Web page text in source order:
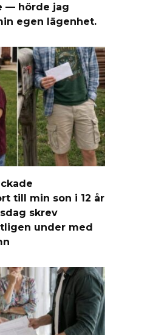
— hörde jag
egen lägenhet.
till min son i 12 år
skrev
under med